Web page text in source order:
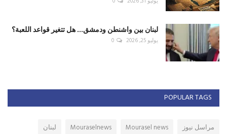
لبنان بين واشنطن ودمشق... هل تتغير قواعد اللعبة؟
يوليو 25, 2026 0
POPULAR TAGS
مراسل نيوز Mourasel news
Mouraselnews
لبنان